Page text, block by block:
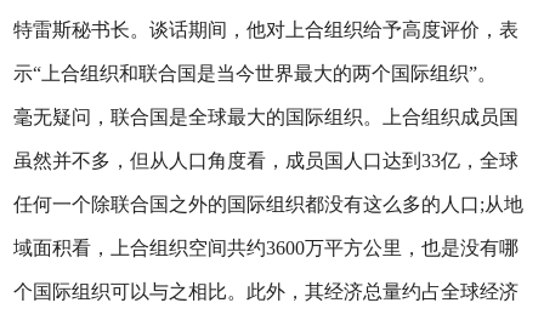
特雷斯秘书长。谈话期间，他对上合组织给予高度评价，表
示“上合组织和联合国是当今世界最大的两个国际组织”。
毫无疑问，联合国是全球最大的国际组织。上合组织成员国
虽然并不多，但从人口角度看，成员国人口达到33亿，全球
任何一个除联合国之外的国际组织都没有这么多的人口;从地
域面积看，上合组织空间共约3600万平方公里，也是没有哪
个国际组织可以与之相比。此外，其经济总量约占全球经济